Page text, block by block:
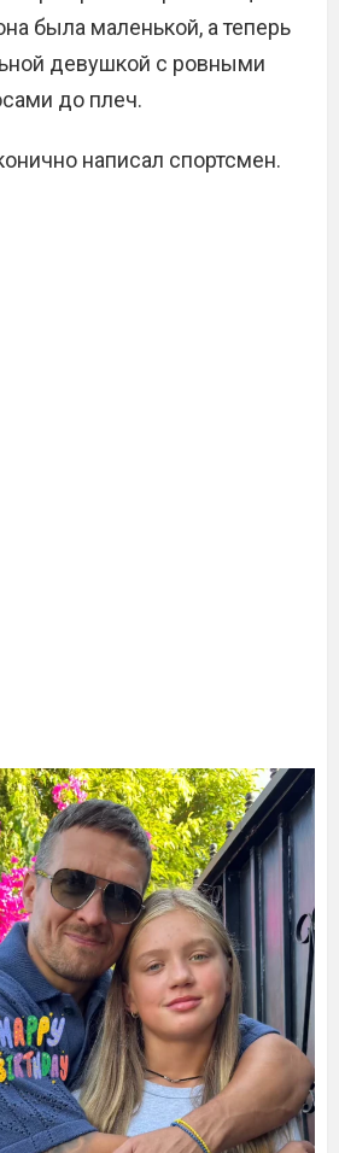
была маленькой, а теперь
девушкой с ровными
до плеч.
написал спортсмен.